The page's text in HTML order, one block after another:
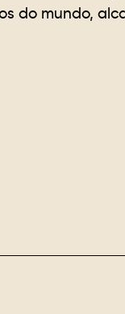
do mundo,